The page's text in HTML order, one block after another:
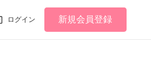
ログイン 新規会員登録